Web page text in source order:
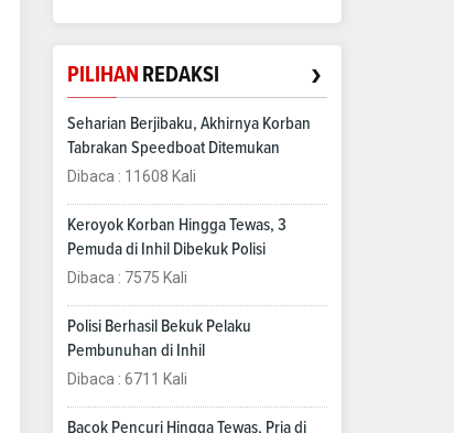
PILIHAN REDAKSI ›
Seharian Berjibaku, Akhirnya Korban
Tabrakan Speedboat Ditemukan
Dibaca : 11608 Kali
Keroyok Korban Hingga Tewas, 3
Pemuda di Inhil Dibekuk Polisi
Dibaca : 7575 Kali
Polisi Berhasil Bekuk Pelaku
Pembunuhan di Inhil
Dibaca : 6711 Kali
Bacok Pencuri Hingga Tewas, Pria di